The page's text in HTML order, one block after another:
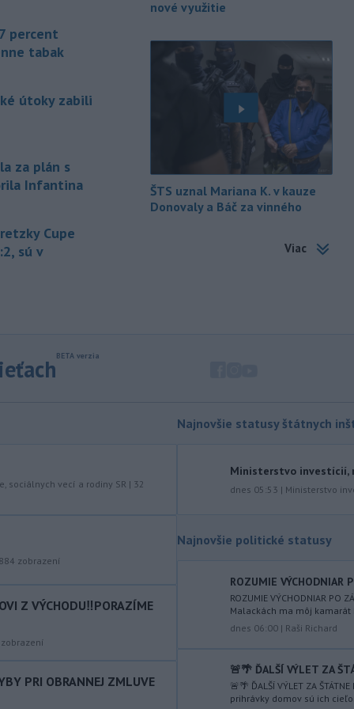
percent
tabak
útoky zabili
za plán s
Infantina
Cupe
sú v
Litovská pohraničná stráž
ktorý mal
slúžiť na nelegálne
prevádzanie migrantov z Bieloruska
na územie tohto členského štátu
Ruská dezinformačná
kampaň sa vo Francúzsku zamerala
kandidáta, bývalého
informovala agentúra AFP, odhalil ju
vládny úrad Viginum a s „vysokou
dezinformačnej sieti s názvom
zatúlané mláďa hrocha. Na brehu
200 hrochov, ktoré sa v krajine
rozmnožili po tom, ako niekoľko
Švajčiarska lyžiarka Lara
ukončiť svoju kariéru.
18:52
Pri výbuchu nastraženej
výbušniny v moskovskej reštaurácii
1. augusta, zahynul údajne zať veliteľa
ruských vzdušných a kozmických síl
generála Alexandra Čajka.
nové využitie
ŠTS uznal Mariana K. v kauze
Donovaly a Báč za vinného
Viac
sociálnych vecí a rodiny SR | 32
zobrazení
Z VÝCHODU‼️PORAZÍME
zobrazení
PRI OBRANNEJ ZMLUVE
Najnovšie statusy štátnych
Ministerstvo investícií,
dnes 05:53 | Ministerstvo
Najnovšie politické statusy
ROZUMIE
ROZUMIE VÝCHODNIAR
Malackách ma môj kamarát
dnes 06:00 | Raši Richard
🚨🌴 ĎALŠÍ VÝLET ZA
🚨🌴 ĎALŠÍ VÝLET ZA
prihrávky domov sú ich